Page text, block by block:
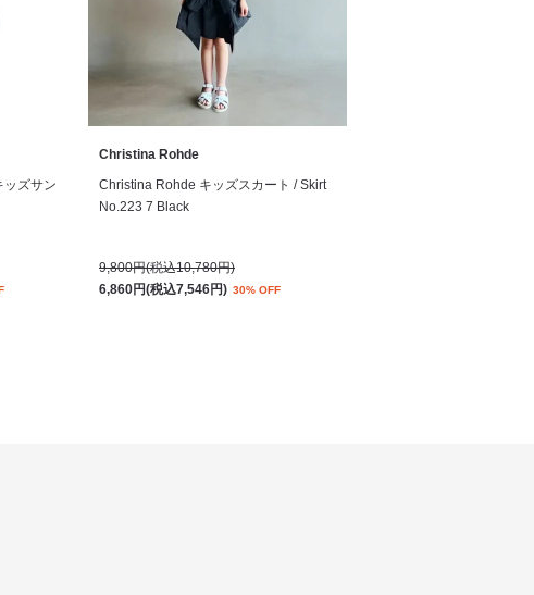
ッズサン
Christina Rohde
Christina Rohde キッズスカート / Skirt
No.223 7 Black
9,800円(税込10,780円)
6,860円(税込7,546円) 30% OFF